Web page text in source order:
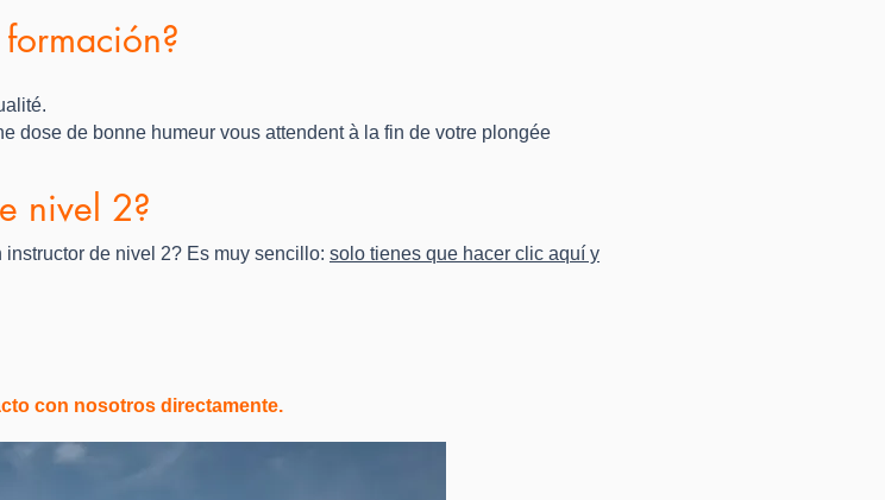
dose de bonne humeur vous attendent à la fin de votre plongée
nivel 2?
de nivel 2? Es muy sencillo: solo tienes que hacer clic aquí y
con nosotros directamente.